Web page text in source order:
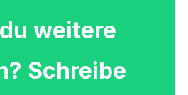
weitere
Schreibe